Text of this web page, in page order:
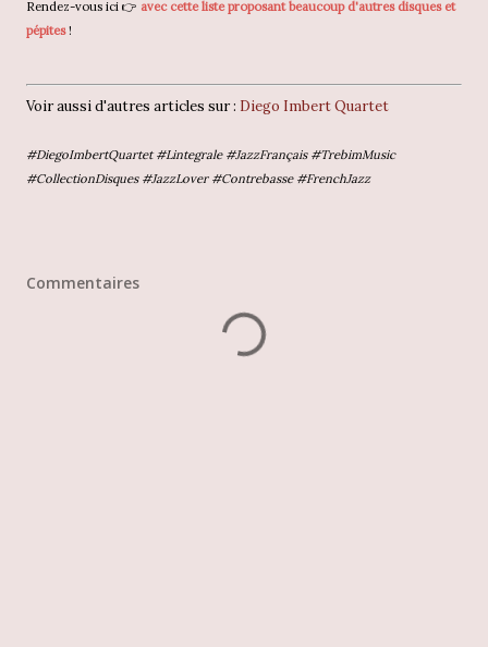
Rendez-vous ici 👉 avec cette liste proposant beaucoup d'autres disques et
pépites!
Voir aussi d'autres articles sur : Diego Imbert Quartet
#DiegoImbertQuartet #Lintegrale #JazzFrançais #TrebimMusic
#CollectionDisques #JazzLover #Contrebasse #FrenchJazz
Commentaires